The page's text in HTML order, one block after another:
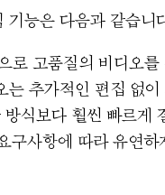
기능은 다음과 같습니
로 고품질의 비디오를
는 추가적인 편집 없
식보다 훨씬 빠르게
구사항에 따라 유연하